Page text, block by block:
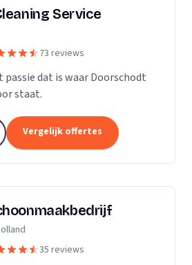
Service
73 reviews
dat is waar Doorschodt
staat.
Vergelijk offertes
35 reviews